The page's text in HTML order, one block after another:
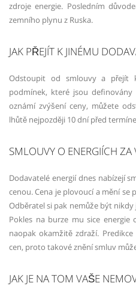
zdroje energie. Posledním
zemního plynu z Ruska.
JAK PŘEJÍT K JINÉMU
Odstoupit od smlouvy a přejít
podmínek, které jsou
oznámí zvýšení ceny, můžete
lhůtě nejpozději 10 dní před
SMLOUVY O ENERGIÍCH
Dodavatelé energií dnes nabízejí
cenou. Cena je plovoucí a mění se
Odběratel si pak nemůže být
Pokles na burze mu sice energie
naopak okamžitě zdraží.
cen, proto takové znění smluv
JAK JE NA TOM VAŠE